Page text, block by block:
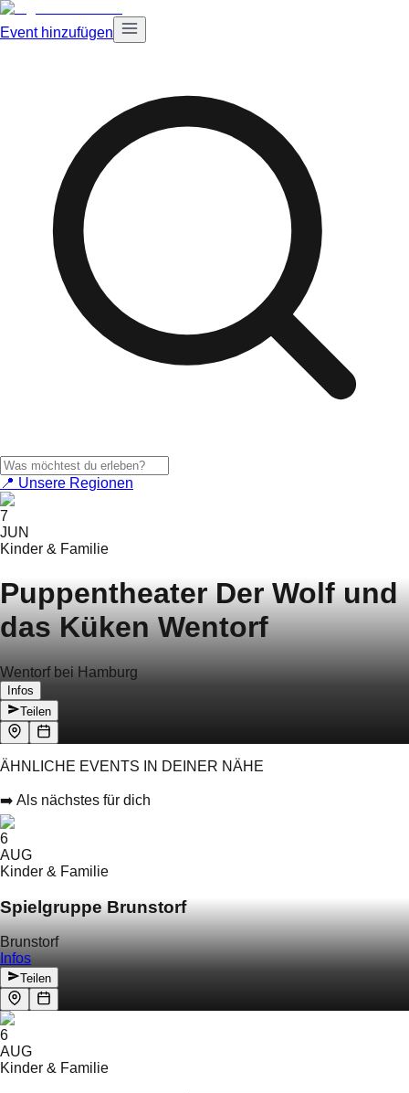
Event hinzufügen
📍 Unsere Regionen
7
JUN
Kinder & Familie
Puppentheater Der Wolf und
das Küken Wentorf
Wentorf bei Hamburg
Infos
Teilen
ÄHNLICHE EVENTS IN DEINER NÄHE
➡️ Als nächstes für dich
6
AUG
Kinder & Familie
Spielgruppe Brunstorf
Brunstorf
Infos
Teilen
6
AUG
Kinder & Familie